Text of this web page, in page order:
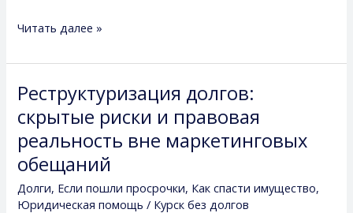
практикой
Читать далее »
Реструктуризация долгов:
скрытые риски и правовая
реальность вне маркетинговых
обещаний
Долги, Если пошли просрочки, Как спасти имущество,
Юридическая помощь / Курск без долгов
Реструктуризация
долгов:
скрытые
риски
и
правовая
реальность